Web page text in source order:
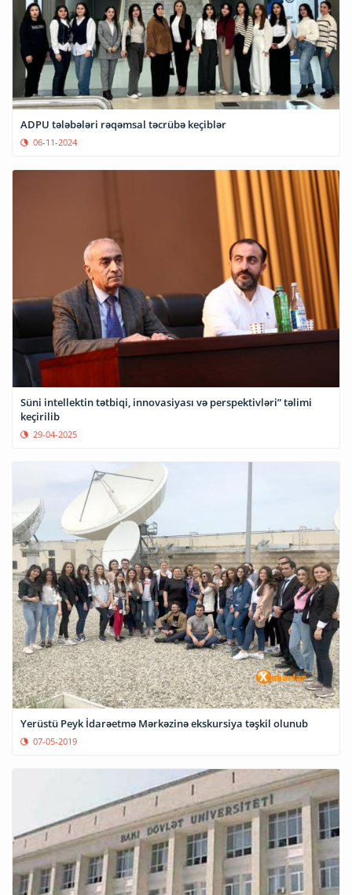
ADPU tələbələri rəqəmsal təcrübə keçiblər
06-11-2024
Süni intellektin tətbiqi, innovasiyası və perspektivləri” təlimi
keçirilib
29-04-2025
Yerüstü Peyk İdarəetmə Mərkəzinə ekskursiya təşkil olunub
07-05-2019